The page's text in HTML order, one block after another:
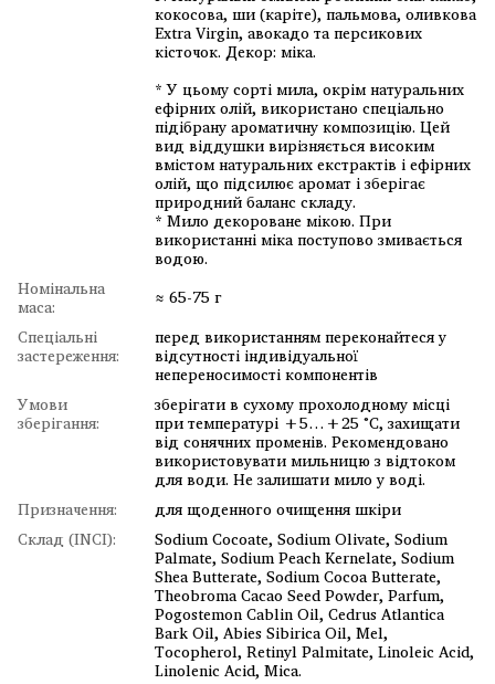
кокосова, ши (каріте), пальмова, оливкова
Extra Virgin, авокадо та персикових
кісточок. Декор: міка.
* У цьому сорті мила, окрім натуральних
ефірних олій, використано спеціально
підібрану ароматичну композицію. Цей
вид віддушки вирізняється високим
вмістом натуральних екстрактів і ефірних
олій, що підсилює аромат і зберігає
природний баланс складу.
* Мило декороване мікою. При
використанні мiка поступово змивається
водою.
Номінальна
маса:
≈ 65-75 г
Спеціальні
застереження:
перед використанням переконайтеся у
відсутності індивідуальної
непереносимості компонентів
Умови
зберігання:
зберігати в сухому прохолодному місці
при температурі +5…+25 °C, захищати
від сонячних променів. Рекомендовано
використовувати мильницю з відтоком
для води. Не залишати мило у воді.
Призначення:
для щоденного очищення шкіри
Склад (INCI):
Sodium Cocoate, Sodium Olivate, Sodium
Palmate, Sodium Peach Kernelate, Sodium
Shea Butterate, Sodium Cocoa Butterate,
Theobroma Cacao Seed Powder, Parfum,
Pogostemon Cablin Oil, Cedrus Atlantica
Bark Oil, Abies Sibirica Oil, Mel,
Tocopherol, Retinyl Palmitate, Linoleic Acid,
Linolenic Acid, Mica.